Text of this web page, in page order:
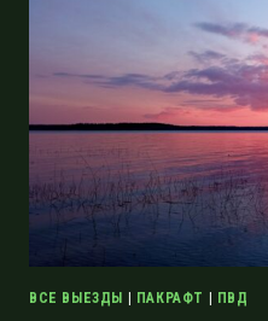
КИНГИСЕПП
ВСЕ ВЫЕЗДЫ ПАКРАФТ ПВД